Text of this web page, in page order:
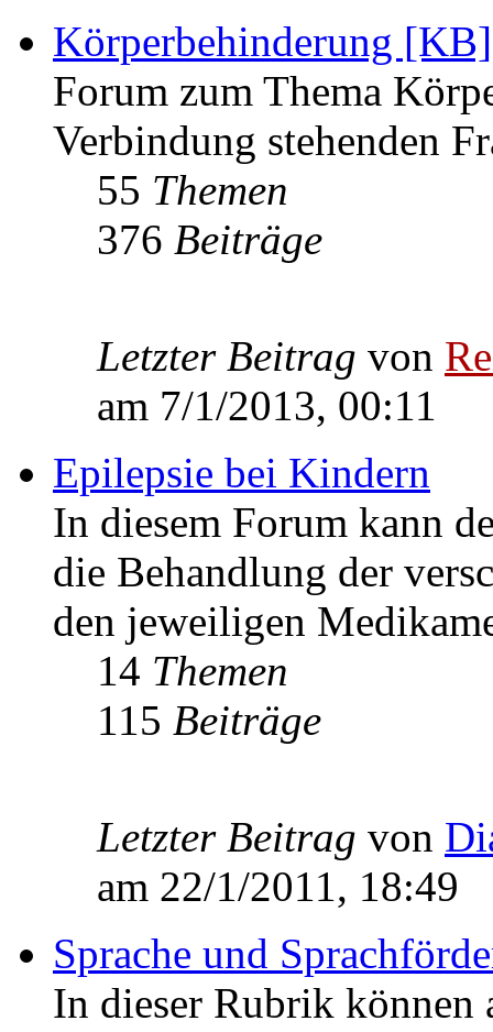
Körperbehinderung [KB]
Forum zum Thema
Verbindung stehenden
55 Themen
376 Beiträge
Letzter Beitrag von
am 7/1/2013, 00:11
Epilepsie bei Kindern
In diesem Forum kann
die Behandlung der
den jeweiligen
14 Themen
115 Beiträge
Letzter Beitrag von
am 22/1/2011, 18:49
Sprache und
In dieser Rubrik können